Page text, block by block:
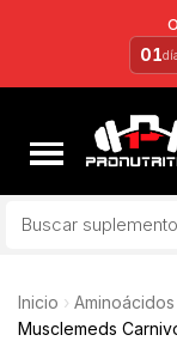
01
Inicio
Aminoácidos
Musclemeds